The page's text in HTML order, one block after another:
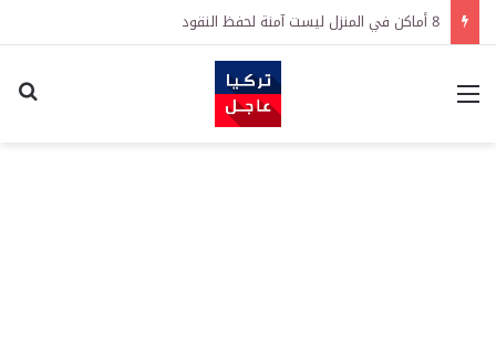
8 أماكن في المنزل ليست آمنة لحفظ النقود
القائمة